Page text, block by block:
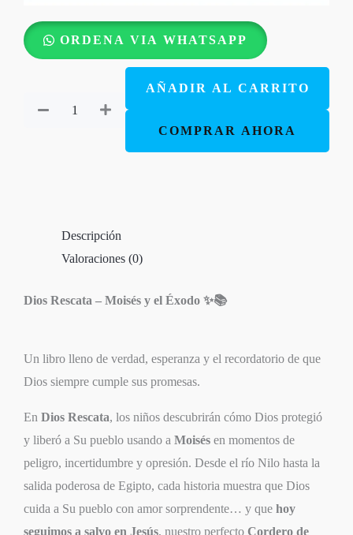
ORDENA VIA WHATSAPP
AÑADIR AL CARRITO
COMPRAR AHORA
Descripción
Valoraciones (0)
Dios Rescata – Moisés y el Éxodo ✨📚
Un libro lleno de verdad, esperanza y el recordatorio de que
Dios siempre cumple sus promesas.
En Dios Rescata, los niños descubrirán cómo Dios protegió
y liberó a Su pueblo usando a Moisés en momentos de
peligro, incertidumbre y opresión. Desde el río Nilo hasta la
salida poderosa de Egipto, cada historia muestra que Dios
cuida a Su pueblo con amor sorprendente… y que hoy
seguimos a salvo en Jesús, nuestro perfecto Cordero de